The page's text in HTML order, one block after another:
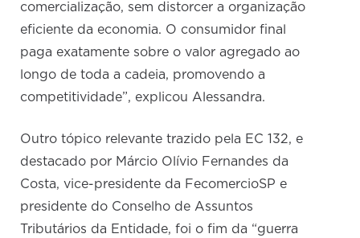
comercialização, sem distorcer a organização
eficiente da economia. O consumidor final
paga exatamente sobre o valor agregado ao
longo de toda a cadeia, promovendo a
competitividade”, explicou Alessandra.
Outro tópico relevante trazido pela EC 132, e
destacado por Márcio Olívio Fernandes da
Costa, vice-presidente da FecomercioSP e
presidente do Conselho de Assuntos
Tributários da Entidade, foi o fim da “guerra